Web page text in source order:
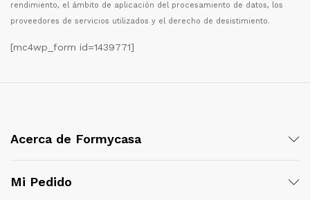
rendimiento, el ámbito de aplicación del procesamiento de datos, los
proveedores de servicios utilizados y el derecho de desistimiento.
[mc4wp_form id=1439771]
Acerca de Formycasa
Mi Pedido